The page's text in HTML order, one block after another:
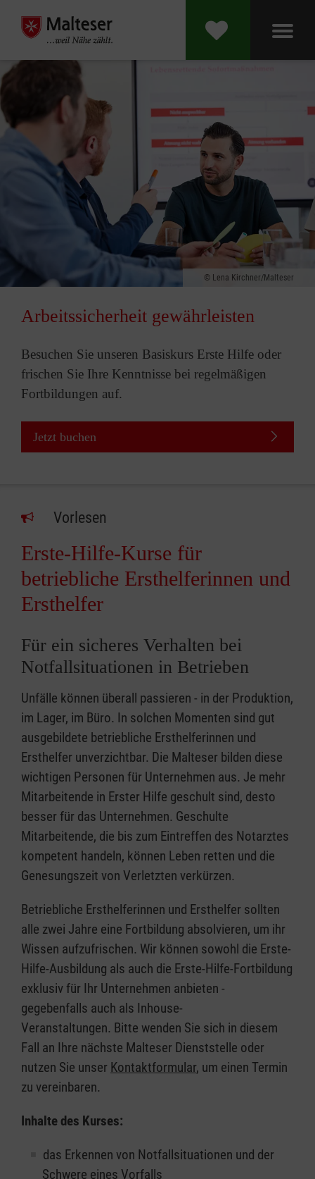
Lena Kirchner/Malteser
Arbeitssicherheit gewährleisten
Besuchen Sie unseren Basiskurs Erste Hilfe oder
frischen Sie Ihre Kenntnisse bei regelmäßigen
Fortbildungen auf.
Jetzt buchen
Vorlesen
Erste-Hilfe-Kurse für
betriebliche Ersthelferinnen und
Ersthelfer
Für ein sicheres Verhalten bei
Notfallsituationen in Betrieben
Unfälle können überall passieren - in der Produktion,
im Lager, im Büro. In solchen Momenten sind gut
ausgebildete betriebliche Ersthelferinnen und
Ersthelfer unverzichtbar. Die Malteser bilden diese
wichtigen Personen für Unternehmen aus. Je mehr
Mitarbeitende in Erster Hilfe geschult sind, desto
besser für das Unternehmen. Geschulte
Mitarbeitende, die bis zum Eintreffen des Notarztes
kompetent handeln, können Leben retten und die
Genesungszeit von Verletzten verkürzen.
Betriebliche Ersthelferinnen und Ersthelfer sollten
alle zwei Jahre eine Fortbildung absolvieren, um ihr
Wissen aufzufrischen. Wir können sowohl die Erste-
Hilfe-Ausbildung als auch die Erste-Hilfe-Fortbildung
exklusiv für Ihr Unternehmen anbieten -
gegebenfalls auch als Inhouse-
Veranstaltungen. Bitte wenden Sie sich in diesem
Fall an Ihre nächste Malteser Dienststelle oder
nutzen Sie unser Kontaktformular, um einen Termin
zu vereinbaren.
Inhalte des Kurses:
das Erkennen von Notfallsituationen und der
Schwere eines Vorfalls